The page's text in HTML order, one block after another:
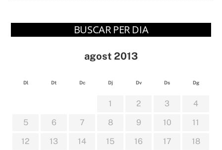
BUSCAR PER DIA
agost 2013
Dl Dt Dc Dj Dv Ds Dg
1 2 3
4
5
6 7 8 9 10
11
12
13 14 15 16 17
18